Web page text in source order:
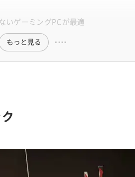
いゲーミングPCが最適
もっと見る